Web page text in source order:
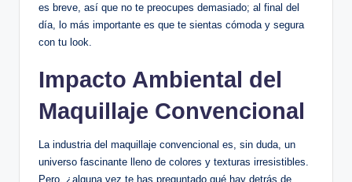
es breve, así que no te preocupes demasiado; al final del
día, lo más importante es que te sientas cómoda y segura
con tu look.
Impacto Ambiental del
Maquillaje Convencional
La industria del maquillaje convencional es, sin duda, un
universo fascinante lleno de colores y texturas irresistibles.
Pero, ¿alguna vez te has preguntado qué hay detrás de